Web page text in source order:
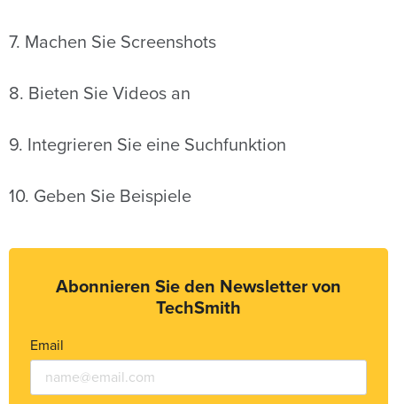
7. Machen Sie Screenshots
8. Bieten Sie Videos an
9. Integrieren Sie eine Suchfunktion
10. Geben Sie Beispiele
Abonnieren Sie den Newsletter von
TechSmith
Email